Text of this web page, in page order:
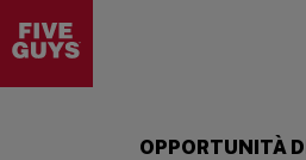
OPPORTUNITÀ